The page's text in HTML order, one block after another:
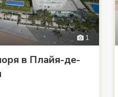
1
в Плайя-де-